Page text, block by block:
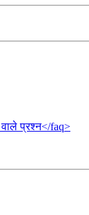
प्रश्न</faq>